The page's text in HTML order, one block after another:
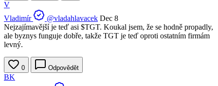
V
Vladimír
@vladahlavacek Dec 8
Nejzajímavější je teď asi $TGT. Koukal jsem, že se hodně propadly,
ale byznys funguje dobře, takže TGT je teď oproti ostatním firmám
levný.
0 Odpovědět
BK